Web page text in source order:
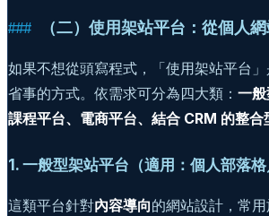
（二）使用架站平台：從個人
如果不想從頭寫程式，「使用架站平台
省事的方式。依需求可分為四大類： 一
課程平台、電商平台、結合 CRM 的整合
1. 一般型架站平台（適用：個人部落格
這類平台針對內容導向的網站設計，常